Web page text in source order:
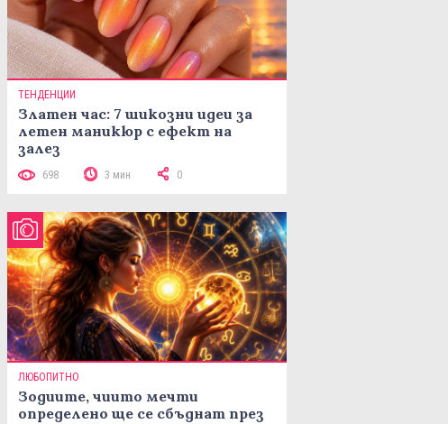
ТЕНДЕНЦИИ
Златен час: 7 шикозни идеи за
летен маникюр с ефект на
залез
698 3 мин 0
ЛЮБОПИТНО
Зодиите, чиито мечти
определено ще се сбъднат през